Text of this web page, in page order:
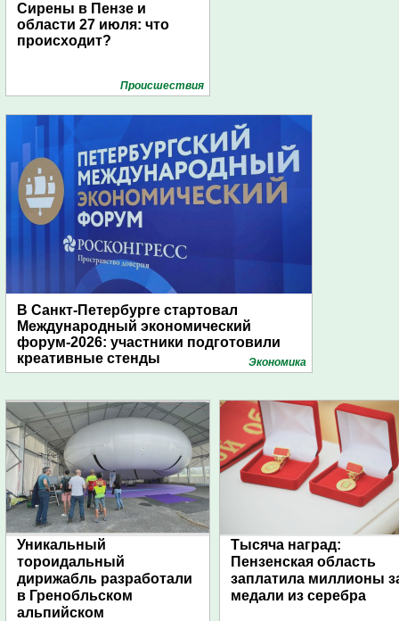
Сирены в Пензе и
области 27 июля: что
происходит?
Проиcшествия
В Санкт-Петербурге стартовал
Международный экономический
форум-2026: участники подготовили
креативные стенды
Экономика
Уникальный
тороидальный
дирижабль разработали
в Гренобльском
альпийском
Тысяча наград:
Пензенская область
заплатила миллионы
медали из серебра